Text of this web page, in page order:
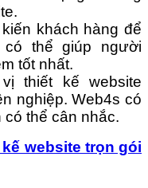
khách hàng để
có thể giúp người
tốt nhất.
thiết kế website
nghiệp. Web4s có
có thể cân nhắc.
website trọn gói